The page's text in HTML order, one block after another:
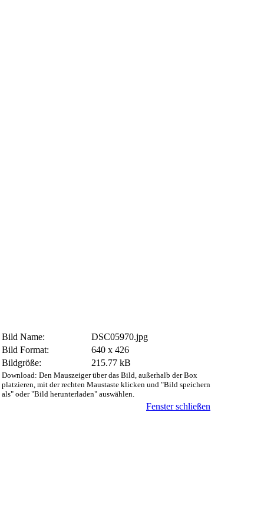
Bild Name:
DSC05970.jpg
Bild Format:
640 x 426
Bildgröße:
215.77 kB
Download: Den Mauszeiger über das Bild, außerhalb der Box
platzieren, mit der rechten Maustaste klicken und "Bild speichern
als" oder "Bild herunterladen" auswählen.
Fenster schließen